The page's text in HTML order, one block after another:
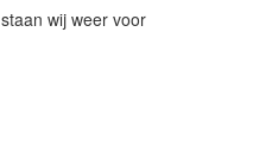
wij weer voor